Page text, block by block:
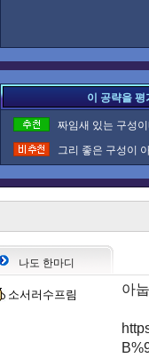
이 공략을
짜임새 있는 구성
그리 좋은 구성이
나도 한마디
소서러수프림 아